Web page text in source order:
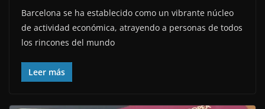
Barcelona se ha establecido como un vibrante núcleo
de actividad económica, atrayendo a personas de todos
los rincones del mundo
Leer más